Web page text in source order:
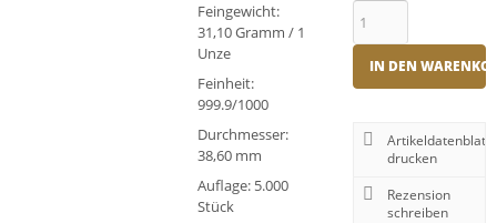
Feingewicht:
31,10 Gramm / 1
Unze
Feinheit:
999.9/1000
Durchmesser:
38,60 mm
Auflage: 5.000
Stück
IN DEN
Artikeldatenblatt
drucken
Rezension
schreiben